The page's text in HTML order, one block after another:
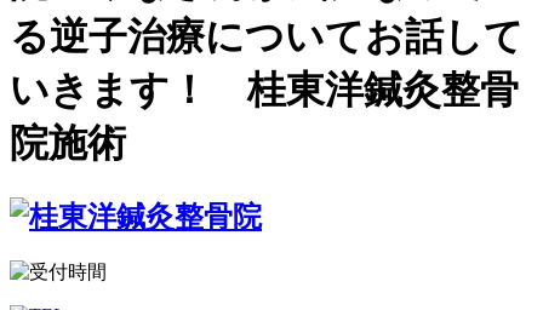
る逆子治療についてお話して
いきます！ 桂東洋鍼灸整骨
院施術